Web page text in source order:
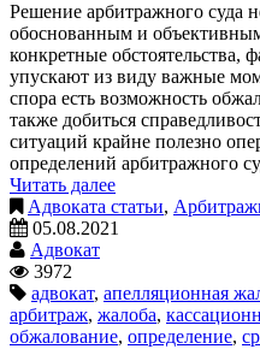
Решение арбитражного суда
обоснованным и
конкретные обстоятельства,
упускают из виду важные
спора есть возможность
также добиться
ситуаций крайне полезно
определений арбитражного
Читать далее
Адвоката статьи,
05.08.2021
Адвокат
3972
адвокат, апелляционная
арбитраж, жалоба,
обжалование, определение,